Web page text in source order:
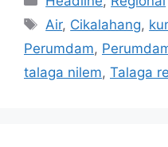
Tag
Air, Cikalahang,
Perumdam,
talaga nilem, Talaga